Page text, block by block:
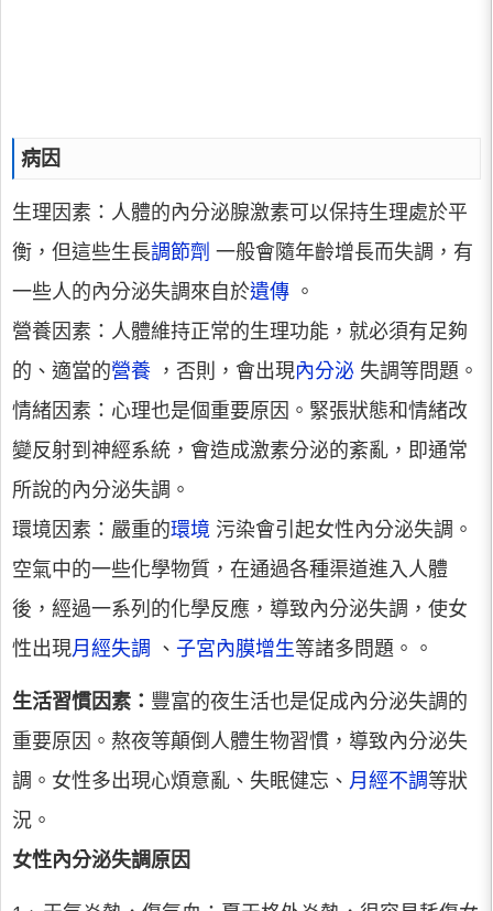
病因
生理因素： 人體的內分泌腺激素可以保持生理處於平
衡，但這些生長調節劑 一般會隨年齡增長而失調，有
一些人的內分泌失調來自於遺傳 。
營養因素： 人體維持正常的生理功能，就必須有足夠
的、適當的營養 ，否則，會出現內分泌 失調等問題。
情緒因素： 心理也是個重要原因。緊張狀態和情緒改
變反射到神經系統，會造成激素分泌的紊亂，即通常
所說的內分泌失調。
環境因素： 嚴重的環境 污染會引起女性內分泌失調。
空氣中的一些化學物質，在通過各種渠道進入人體
後，經過一系列的化學反應，導致內分泌失調，使女
性出現月經失調 、 子宮內膜增生等諸多問題。。
生活習慣因素： 豐富的夜生活也是促成內分泌失調的
重要原因。熬夜等顛倒人體生物習慣，導致內分泌失
調。女性多出現心煩意亂、失眠健忘、 月經不調等狀
況。
女性內分泌失調原因